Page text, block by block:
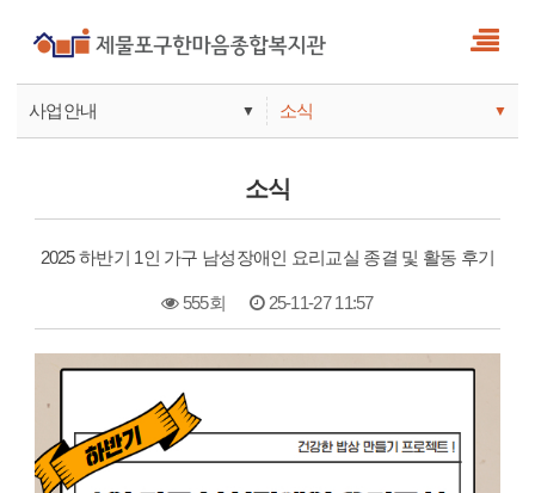
사업안내 ▼
기관안내
소식 ▼
서비스
소식
2025 하반기 1인 가구 남성장애인 요리교실 종결 및 활동 후기
555회 25-11-27 11:57
본문